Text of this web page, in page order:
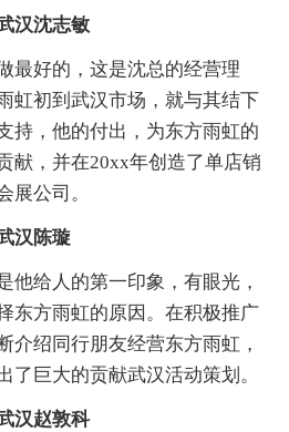
汉沈志敏
最好的，这是沈总的经营理
虹初到武汉市场，就与其结下
持，他的付出，为东方雨虹的
献，并在20xx年创造了单店销
展公司。
汉陈璇
他给人的第一印象，有眼光，
东方雨虹的原因。在积极推广
介绍同行朋友经营东方雨虹，
了巨大的贡献武汉活动策划。
汉赵敦科